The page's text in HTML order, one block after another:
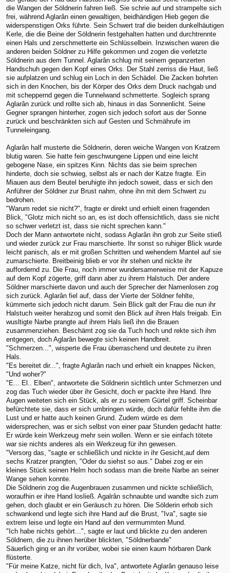
die Wangen der Söldnerin fahren ließ. Sie schrie auf und strampelte sich
frei, während Aglarân einen gewaltigen, beidhändigen Hieb gegen die
widerspenstigen Orks führte. Sein Schwert traf die beiden dunkelhäutigen
Kerle, die die Beine der Söldnerin festgehalten hatten und durchtrennte
einen Hals und zerschmetterte ein Schlüsselbein. Inzwischen waren die
anderen beiden Söldner zu Hilfe gekommen und zogen die verletzte
Söldnerin aus dem Tunnel. Aglarân schlug mit seinem gepanzerten
Handschuh gegen den Kopf eines Orks. Der Stahl zerriss die Haut, ließ
sie aufplatzen und schlug ein Loch in den Schädel. Die Zacken bohrten
sich in den Knochen, bis der Körper des Orks dem Druck nachgab und
mit scheppernd gegen die Tunnelwand schmetterte. Sogleich sprang
Aglarân zurück und rollte sich ab, hinaus in das Sonnenlicht. Seine
Gegner sprangen hinterher, zogen sich jedoch sofort aus der Sonne
zurück und beschränkten sich auf Gesten und Schmährufe im
Tunneleingang.
Aglarân half musterte die Söldnerin, deren weiche Wangen von Kratzern
blutig waren. Sie hatte fein geschwungene Lippen und eine leicht
gebogene Nase, ein spitzes Kinn. Nichts das sie beim sprechen
hinderte, doch sie schwieg, selbst als er nach der Katze fragte. Ein
Miauen aus dem Beutel beruhigte ihn jedoch soweit, dass er sich den
Anführer der Söldner zur Brust nahm, ohne ihn mit dem Schwert zu
bedrohen.
"Warum redet sie nicht?", fragte er direkt und erhielt einen fragenden
Blick, "Glotz mich nicht so an, es ist doch offensichtlich, dass sie nicht
so schwer verletzt ist, dass sie nicht sprechen kann."
Doch der Mann antwortete nicht, sodass Aglarân ihn grob zur Seite stieß
und wieder zurück zur Frau marschierte. Ihr sonst so ruhiger Blick wurde
leicht panisch, als er mit großen Schritten und wehendem Mantel auf sie
zumarschierte. Breitbeinig blieb er vor ihr stehen und nickte ihr
auffordernd zu. Die Frau, noch immer wundersamerweise mit der Kapuze
auf dem Kopf zögerte, griff dann aber zu ihrem Halstuch. Der andere
Söldner marschierte davon und auch der Sprecher der Namenlosen zog
sich zurück. Aglarân fiel auf, dass der Vierte der Söldner fehlte,
kümmerte sich jedoch nicht darum. Sein Blick galt der Frau die nun ihr
Halstuch weiter herabzog und somit den Blick auf ihren Hals freigab. Ein
wusltigte Narbe prangte auf ihrem Hals ließ ihn die Brauen
zusammenziehen. Beschämt zog sie da Tuch hoch und rekte sich ihm
entgegen, doch Aglarân bewegte sich keinen Handbreit.
"Schmerzen...", wisperte die Frau überraschend und deutete zu ihren
Hals.
"Es bereitet dir...", fragte Aglarân nach und erhielt ein knappes Nicken,
"Und woher?"
"E... El.. Elben", antwortete die Söldnerin sichtlich unter Schmerzen und
zog das Tuch wieder über ihr Gesicht, doch er packte ihre Hand. Ihre
Augen weiteten sich ein Stück, als er zu seinem Gürtel griff. Scheinbar
befürchtete sie, dass er sich umbringen würde, doch dafür fehlte ihm die
Lust und er hatte auch keinen Grund. Zudem würde es dem
widersprechen, was er sich selbst von einer paar Stunden gedacht hatte:
Er würde kein Werkzeug mehr sein wollen. Wenn er sie einfach tötete
war sie nichts anderes als ein Werkzeug für ihn gewesen.
"Versorg das, "sagte er schließlich und nickte in ihr Gesicht,auf dem
sechs Kratzer prangten, "Oder du siehst so aus." Dabei zog er ein
kleines Stück seinen Helm hoch sodass man die breite Narbe an seiner
Wange sehen konnte.
Die Söldnerin zog die Augenbrauen zusammen und nickte schließlich,
woraufhin er ihre Hand losließ. Agalrân schnaubte und wandte sich zum
gehen, doch glaubt er ein Geräusch zu hören. Die Sölderin erhob sich
schwankend und legte sich ihre Hand auf die Brust, "Iva", sagte sie
extrem leise und legte ein Hand auf den vermummten Mund.
"Ich habe nichts gehört...", sagte er laut und blickte zu den anderen
Söldnern, die zu ihnen herüber blickten, "Söldnerbande"
Säuerlich ging er an ihr vorüber, wobei sie einen kaum hörbaren Dank
flüsterte.
"Für meine Katze, nicht für dich, Iva", antwortete Aglarân genauso leise